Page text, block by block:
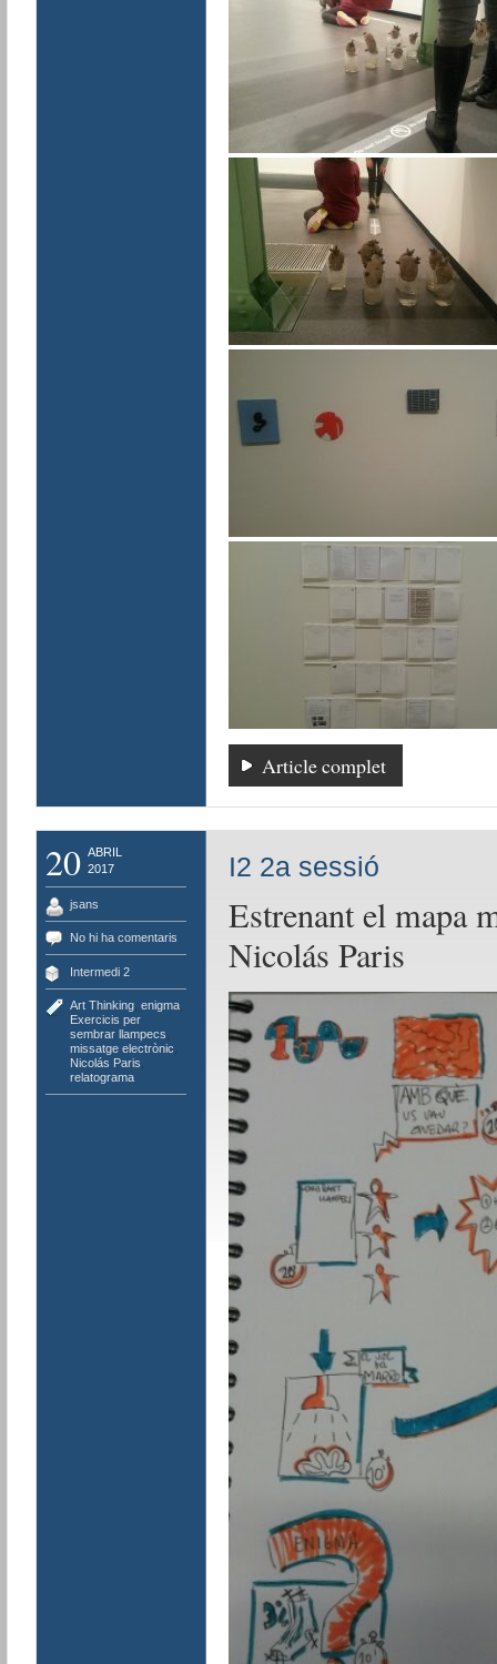
Article complet
20 ABRIL
2017
jsans
No hi ha comentaris
Intermedi 2
Art Thinking, enigma,
Exercicis per
sembrar llampecs
missatge electrònic
Nicolás Paris
relatograma
I2 2a sessió
Estrenant el mapa
Nicolás Paris